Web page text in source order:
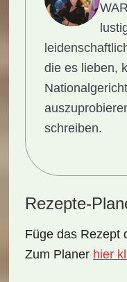
die es lieben,
schreiben.
Rezepte-
Füge das Rezept
Zum Planer hier